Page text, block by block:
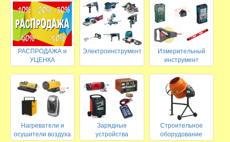
РАСПРОДАЖА и
УЦЕНКА
Электроинструмент
Измерительный
инструмент
Нагреватели и
осушители воздуха
Зарядные
устройства
Строительное
оборудование